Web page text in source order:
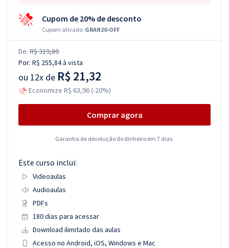
Cupom de 20% de desconto
Cupom ativado: GRAN20-OFF
De: R$ 319,80
Por: R$ 255,84à vista
ou 12x de R$ 21,32
Economize R$ 63,96 (-20%)
Comprar agora
Garantia de devolução do dinheiro em 7 dias.
Este curso inclui:
Videoaulas
Audioaulas
PDFs
180 dias para acessar
Download ilimitado das aulas
Acesso no Android, iOS, Windows e Mac